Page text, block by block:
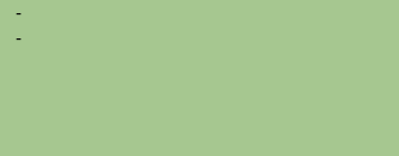
-
-